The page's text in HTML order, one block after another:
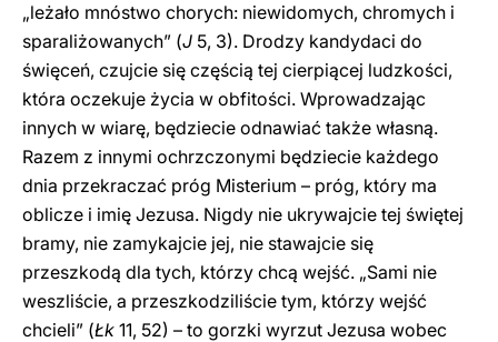
„leżało mnóstwo chorych: niewidomych, chromych i
sparaliżowanych” (J 5, 3). Drodzy kandydaci do
święceń, czujcie się częścią tej cierpiącej ludzkości,
która oczekuje życia w obfitości. Wprowadzając
innych w wiarę, będziecie odnawiać także własną.
Razem z innymi ochrzczonymi będziecie każdego
dnia przekraczać próg Misterium – próg, który ma
oblicze i imię Jezusa. Nigdy nie ukrywajcie tej świętej
bramy, nie zamykajcie jej, nie stawajcie się
przeszkodą dla tych, którzy chcą wejść. „Sami nie
weszliście, a przeszkodziliście tym, którzy wejść
chcieli” (Łk 11, 52) – to gorzki wyrzut Jezusa wobec